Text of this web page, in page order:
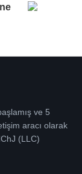
ve 5
aracı olarak
(LLC)